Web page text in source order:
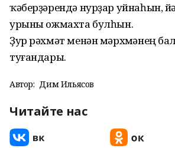
ҡәберҙәрендә нурҙар уйнаһын,
урыны ожмахта булһын.
Ҙур рәхмәт менән мәрхүмәнең
туғандары.
Автор: Дим Ильясов
Читайте нас